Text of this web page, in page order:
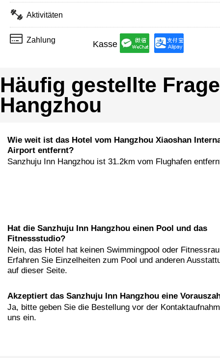
Aktivitäten
Zahlung Kasse
Häufig gestellte
Hangzhou
Wie weit ist das Hotel vom Hangzhou Xiaoshan
Airport entfernt?
Sanzhuju Inn Hangzhou ist 31.2km vom Flughafen
Hat die Sanzhuju Inn Hangzhou einen Pool und das
Fitnessstudio?
Nein, das Hotel hat keinen Swimmingpool oder
Erfahren Sie Einzelheiten zum Pool und anderen
auf dieser Seite.
Akzeptiert das Sanzhuju Inn Hangzhou eine
Ja, bitte geben Sie die Bestellung vor der
uns ein.